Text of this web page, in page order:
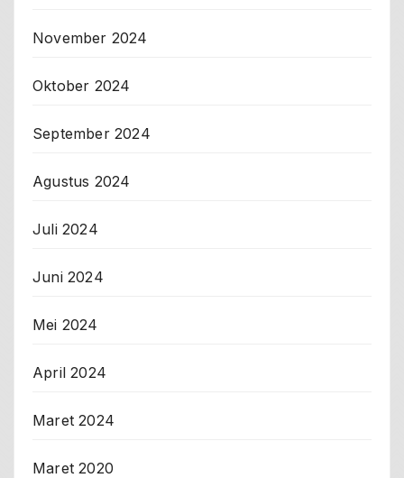
November 2024
Oktober 2024
September 2024
Agustus 2024
Juli 2024
Juni 2024
Mei 2024
April 2024
Maret 2024
Maret 2020